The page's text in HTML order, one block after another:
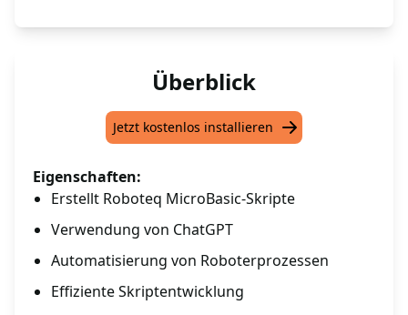
Überblick
Jetzt kostenlos installieren
Eigenschaften:
Erstellt Roboteq MicroBasic-Skripte
Verwendung von ChatGPT
Automatisierung von Roboterprozessen
Effiziente Skriptentwicklung